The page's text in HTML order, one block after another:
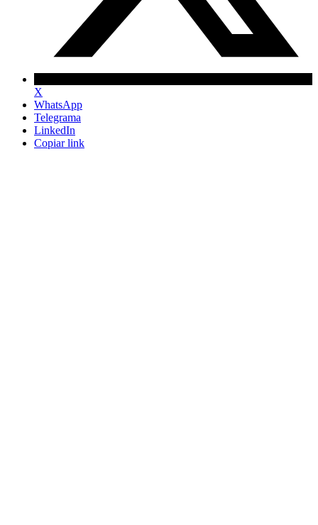
X
WhatsApp
Telegrama
LinkedIn
Copiar link